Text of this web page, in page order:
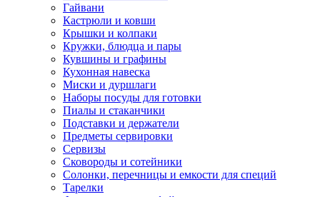
Гайвани
Кастрюли и ковши
Крышки и колпаки
Кружки, блюдца и пары
Кувшины и графины
Кухонная навеска
Миски и дуршлаги
Наборы посуды для готовки
Пиалы и стаканчики
Подставки и держатели
Предметы сервировки
Сервизы
Сковороды и сотейники
Солонки, перечницы и емкости для специй
Тарелки